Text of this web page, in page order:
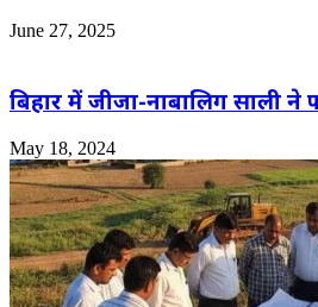
June 27, 2025
बिहार में जीजा-नाबालिग साली ने
May 18, 2024